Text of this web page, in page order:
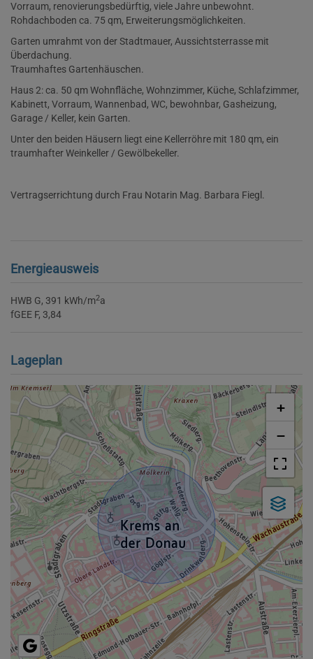
Vorraum, renovierungsbedürftig, viele Jahre unbewohnt.
Rohdachboden ca. 75 qm, Erweiterungsmöglichkeiten.
Garten umrahmt von der Stadtmauer, Aussichtsterrasse mit
Überdachung.
Traumhaftes Gartenhäuschen.
Haus 2: ca. 50 qm Wohnfläche, Wohnzimmer, Küche, Schlafzimmer,
Kabinett, Vorraum, Wannenbad, WC, bewohnbar, Gasheizung,
Garage / Keller, kein Garten.
Unter den beiden Häusern liegt eine Kellerröhre mit 180 qm, ein
traumhafter Weinkeller / Gewölbekeller.
Vertragserrichtung durch Frau Notarin Mag. Barbara Fiegl.
Energieausweis
HWB G, 391 kWh/m2a
fGEE F, 3,84
Lageplan
+
−